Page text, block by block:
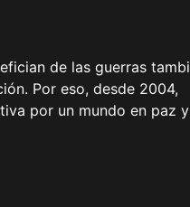
de las guerras
Por eso, desde 2004,
por un mundo en paz